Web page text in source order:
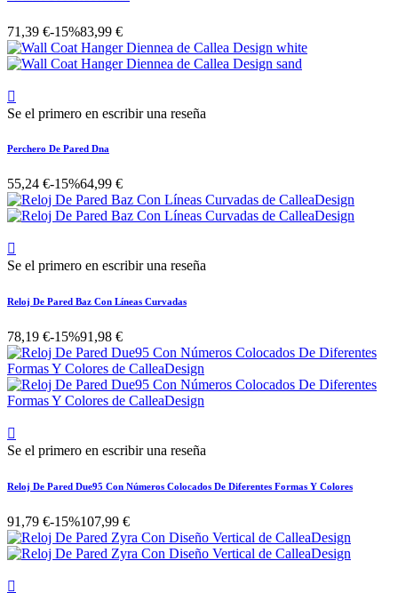
71,39 €-15%83,99 €

Se el primero en escribir una reseña
Perchero De Pared Dna
55,24 €-15%64,99 €

Se el primero en escribir una reseña
Reloj De Pared Baz Con Líneas Curvadas
78,19 €-15%91,98 €

Se el primero en escribir una reseña
Reloj De Pared Due95 Con Números Colocados De Diferentes Formas Y Colores
91,79 €-15%107,99 €
